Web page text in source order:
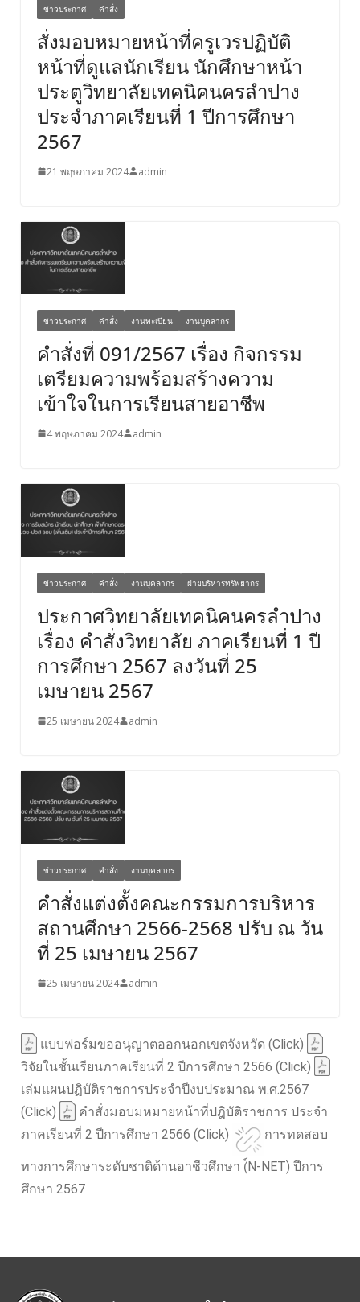
ข่าวประกาศ คำสั่ง
สั่งมอบหมายหน้าที่ครูเวรปฏิบัติ
หน้าที่ดูแลนักเรียน นักศึกษาหน้า
ประตูวิทยาลัยเทคนิคนครลำปาง
ประจำภาคเรียนที่ 1 ปีการศึกษา
2567
21 พฤษภาคม 2024 admin
ข่าวประกาศ คำสั่ง งานทะเบียน งานบุคลากร
คำสั่งที่ 091/2567 เรื่อง กิจกรรม
เตรียมความพร้อมสร้างความ
เข้าใจในการเรียนสายอาชีพ
4 พฤษภาคม 2024 admin
ข่าวประกาศ คำสั่ง งานบุคลากร ฝ่ายบริหารทรัพยากร
ประกาศวิทยาลัยเทคนิคนครลำปาง
เรื่อง คำสั่งวิทยาลัย ภาคเรียนที่ 1 ปี
การศึกษา 2567 ลงวันที่ 25
เมษายน 2567
25 เมษายน 2024 admin
ข่าวประกาศ คำสั่ง งานบุคลากร
คำสั่งแต่งตั้งคณะกรรมการบริหาร
สถานศึกษา 2566-2568 ปรับ ณ วัน
ที่ 25 เมษายน 2567
25 เมษายน 2024 admin
แบบฟอร์มขออนุญาตออกนอกเขตจังหวัด (Click)
วิจัยในชั้นเรียนภาคเรียนที่ 2 ปีการศึกษา 2566 (Click)
เล่มแผนปฏิบัติราชการประจำปีงบประมาณ พ.ศ.2567
(Click)
คำสั่งมอบมหมายหน้าที่ปฎิบัติราชการ ประจำ
ภาคเรียนที่ 2 ปีการศึกษา 2566 (Click)
การทดสอบ
ทางการศึกษาระดับชาติด้านอาชีวศึกษา (์N-NET) ปีการ
ศึกษา 2567